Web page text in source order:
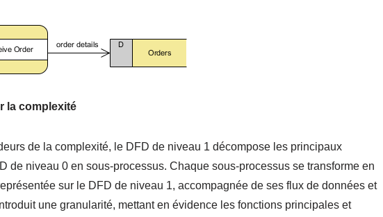
la complexité
de la complexité, le DFD de niveau 1 décompose les principaux
de niveau 0 en sous-processus. Chaque sous-processus se transforme en
sur le DFD de niveau 1, accompagnée de ses flux de données et
une granularité, mettant en évidence les fonctions principales et